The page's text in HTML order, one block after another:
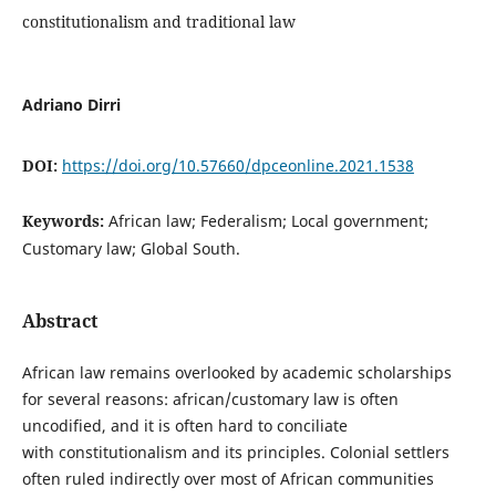
constitutionalism and traditional law
Adriano Dirri
DOI: https://doi.org/10.57660/dpceonline.2021.1538
Keywords: African law; Federalism; Local government;
Customary law; Global South.
Abstract
African law remains overlooked by academic scholarships
for several reasons: african/customary law is often
uncodified, and it is often hard to conciliate
with constitutionalism and its principles. Colonial settlers
often ruled indirectly over most of African communities